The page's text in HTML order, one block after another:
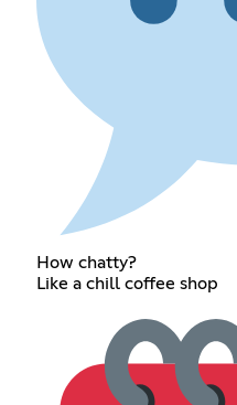
How chatty?
Like a chill coffee shop